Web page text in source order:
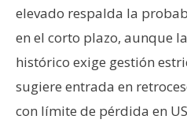
elevado respalda la
en el corto plazo, aunque
histórico exige gestión
sugiere entrada en
con límite de pérdida en